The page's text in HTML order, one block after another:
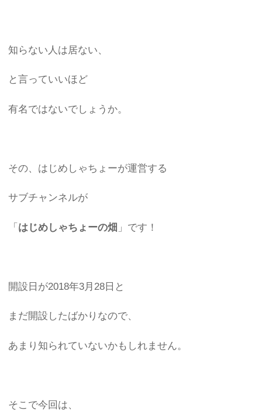
知らない人は居ない、
と言っていいほど
有名ではないでしょうか。
その、はじめしゃちょーが運営する
サブチャンネルが
「 はじめしゃちょーの畑 」です！
開設日が2018年3月28日と
まだ開設したばかりなので、
あまり知られていないかもしれません。
そこで今回は、